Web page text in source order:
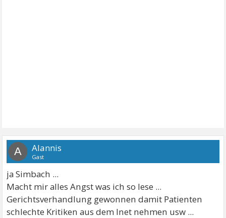
A Alannis
Gast
ja Simbach ...
Macht mir alles Angst was ich so lese ...
Gerichtsverhandlung gewonnen damit Patienten
schlechte Kritiken aus dem Inet nehmen usw ...